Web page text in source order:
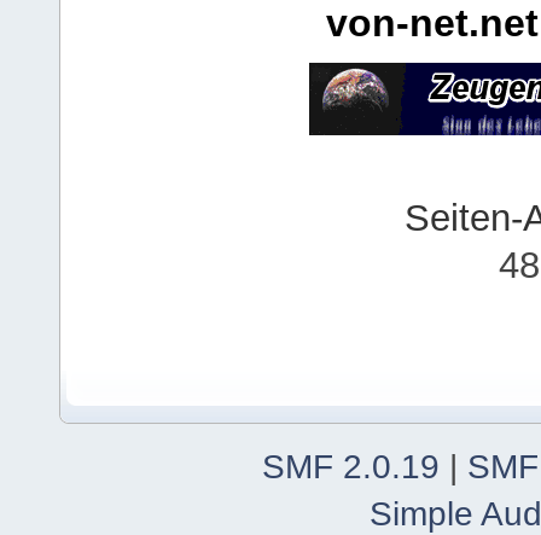
von-net.net
Seiten-
SMF 2.0.19 |
Simple